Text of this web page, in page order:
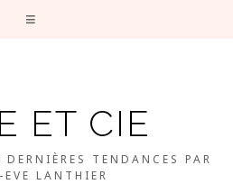
ET CIE
TENDANCES PAR
EVE LANTHIER